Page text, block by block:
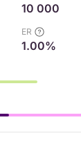
10 000
ER
1.00%